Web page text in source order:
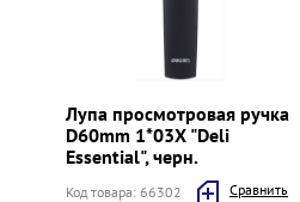
Лупа просмотровая ручка
D60mm 1*03Х "Deli
Essential", черн.
Код товара: 66302 Cравнить